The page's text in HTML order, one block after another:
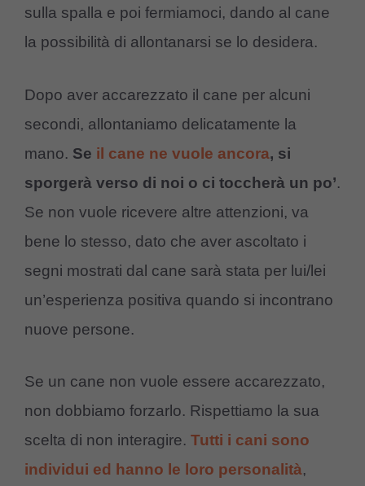
sulla spalla e poi fermiamoci, dando al cane
la possibilità di allontanarsi se lo desidera.
Dopo aver accarezzato il cane per alcuni
secondi, allontaniamo delicatamente la
mano. Se il cane ne vuole ancora, si
sporgerà verso di noi o ci toccherà un po’.
Se non vuole ricevere altre attenzioni, va
bene lo stesso, dato che aver ascoltato i
segni mostrati dal cane sarà stata per lui/lei
un’esperienza positiva quando si incontrano
nuove persone.
Se un cane non vuole essere accarezzato,
non dobbiamo forzarlo. Rispettiamo la sua
scelta di non interagire. Tutti i cani sono
individui ed hanno le loro personalità,